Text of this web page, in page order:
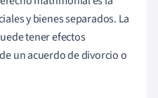
y bienes separados. La
tener efectos
un acuerdo de divorcio o